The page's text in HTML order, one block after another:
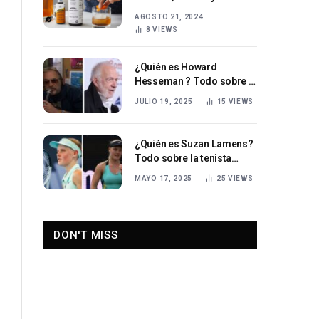
AGOSTO 21, 2024
8VIEWS
¿Quién es Howard
Hesseman ? Todo sobre el
actor estadounidense
JULIO 19, 2025 15 VIEWS
¿Quién es Suzan Lamens?
Todo sobre la tenista
holandesa en ascenso
MAYO 17, 2025 25 VIEWS
DON'T MISS